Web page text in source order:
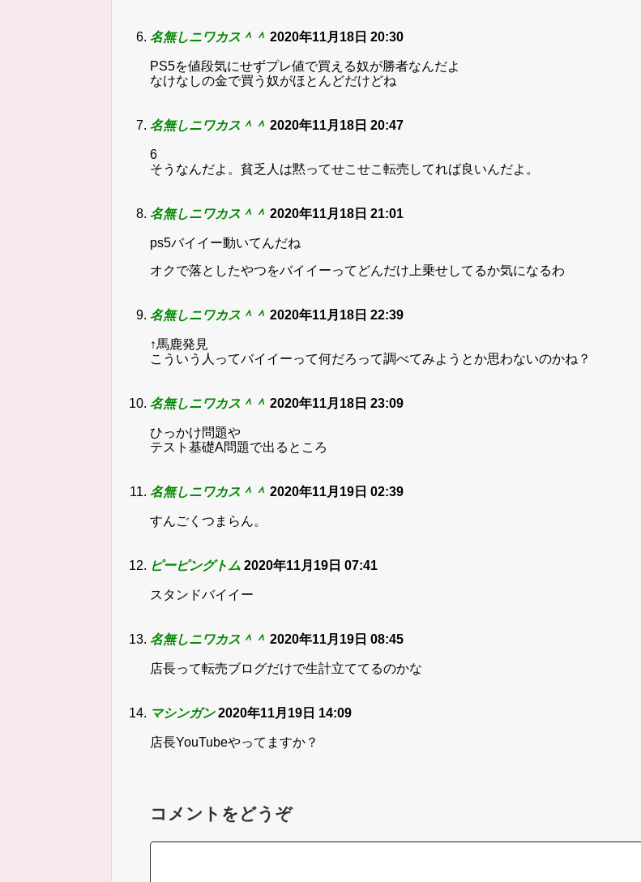
名無しニワカス＾＾ 2020年11月18日 20:30
PS5を値段気にせずプレ値で買える奴が勝者なんだよ
なけなしの金で買う奴がほとんどだけどね
名無しニワカス＾＾ 2020年11月18日 20:47
6
そうなんだよ。貧乏人は黙ってせこせこ転売してれば良いんだよ。
名無しニワカス＾＾ 2020年11月18日 21:01
ps5バイイー動いてんだね
オクで落としたやつをバイイーってどんだけ上乗せしてるか気になるわ
名無しニワカス＾＾ 2020年11月18日 22:39
↑馬鹿発見
こういう人ってバイイーって何だろって調べてみようとか思わないのかね？
名無しニワカス＾＾ 2020年11月18日 23:09
ひっかけ問題や
テスト基礎A問題で出るところ
名無しニワカス＾＾ 2020年11月19日 02:39
すんごくつまらん。
ピーピングトム 2020年11月19日 07:41
スタンドバイイー
名無しニワカス＾＾ 2020年11月19日 08:45
店長って転売ブログだけで生計立ててるのかな
マシンガン 2020年11月19日 14:09
店長YouTubeやってますか？
コメントをどうぞ